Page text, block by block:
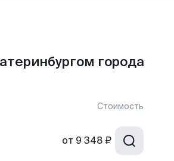
города
Стоимость
от 9 348 ₽